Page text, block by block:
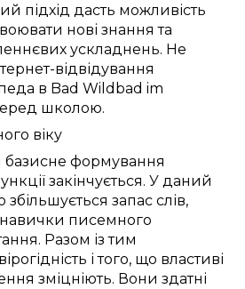
підхід дасть можливість
нові знання та
ускладнень. Не
відвідування
в Bad Wildbad im
школою.
віку
базисне формування
закінчується. У даний
збільшується запас слів,
навички писемного
Разом із тим
вірогідність і того, що властиві
зміцніють. Вони здатні